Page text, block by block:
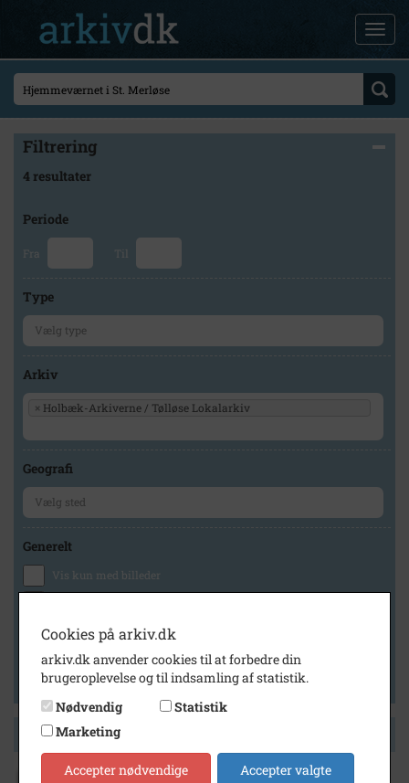
Filtrering
4 resultater
Periode
Fra Til
Type
Arkiv
× Holbæk-Arkiverne / Tølløse Lokalarkiv
Geografi
Generelt
Vis kun med billeder
Vis kun med lydklip
Vis kun med kilder
Vis kun med geo-tag
Side 1 af 1
Cookies på arkiv.dk
arkiv.dk anvender cookies til at forbedre din
brugeroplevelse og til indsamling af statistik.
Nødvendig
Statistik
Marketing
Accepter nødvendige Accepter valgte